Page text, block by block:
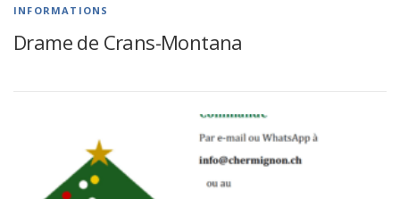
INFORMATIONS
Drame de Crans-Montana